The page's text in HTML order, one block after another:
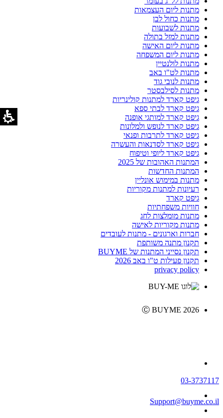
מתנות ליום העצמאות
מתנות כחול לבן
מתנות לשבועות
מתנות למזל בתולה
מתנות ליום האישה
מתנות ליום המשפחה
מתנות לולנטיין
מתנות לט"ו באב
מתנות לנובי גוד
מתנות לסילבסטר
גיפט קארד למתנות קולינריות
גיפט קארד לבתי ספא
גיפט קארד למותגי אופנה
גיפט קארד לנופש ולמלונות
גיפט קארד לתרבות ופנאי
גיפט קארד לסדנאות והעשרה
גיפט קארד ליופי וטיפוח
המתנות האהובות של 2025
המתנות החדשות
מתנות במימוש אונליין
רעיונות למתנות מקוריות
גיפט קארד
חוויות משפחתיות
מתנות מומלצות לחג
מתנות מקוריות לאישה
חברות וארגונים - מתנות לעובדים
תקנון מתנה משותפת
תקנון נסייני המתנות של BUYME
תקנון פעילות ט"ו באב 2026
privacy policy
Ⓒ BUYME 2026
03-3737117
Support@buyme.co.il